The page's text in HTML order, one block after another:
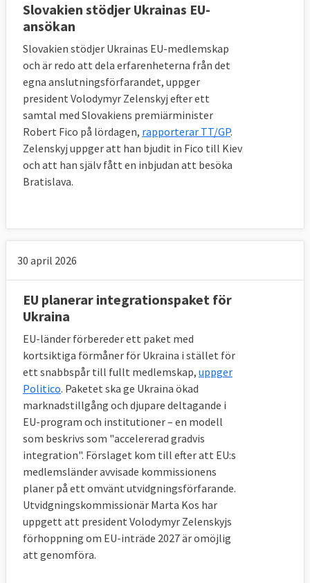
Rättsstatlighet
Nära besläktat med demokrati är
rättsstatlighet som är en uppsättning
principer för att hindra politiker att få allt
för stor makt över medborgarna , att
garantera likhet inför lagen och att lagar
Slovakien stödjer Ukrainas EU-
ansökan
Slovakien stödjer Ukrainas EU-medlemskap
och är redo att dela erfarenheterna från det
egna anslutningsförfarandet, uppger
president Volodymyr Zelenskyj efter ett
samtal med Slovakiens premiärminister
Robert Fico på lördagen, rapporterar TT/GP.
Zelenskyj uppger att han bjudit in Fico till Kiev
och att han själv fått en inbjudan att besöka
Bratislava.
30 april 2026
EU planerar integrationspaket för
Ukraina
EU-länder förbereder ett paket med
kortsiktiga förmåner för Ukraina i stället för
ett snabbspår till fullt medlemskap, uppger
Politico. Paketet ska ge Ukraina ökad
marknadstillgång och djupare deltagande i
EU-program och institutioner – en modell
som beskrivs som "accelererad gradvis
integration". Förslaget kom till efter att EU:s
medlemsländer avvisade kommissionens
planer på ett omvänt utvidgningsförfarande.
Utvidgningskommissionär Marta Kos har
uppgett att president Volodymyr Zelenskyjs
förhoppning om EU-inträde 2027 är omöjlig
att genomföra.